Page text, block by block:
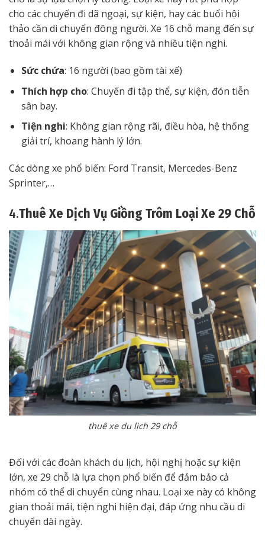
cho các chuyến đi dã ngoại, sự kiện, hay các buổi hội
thảo cần di chuyển đông người. Xe 16 chỗ mang đến sự
thoải mái với không gian rộng và nhiều tiện nghi.
Sức chứa: 16 người (bao gồm tài xế)
Thích hợp cho: Chuyến đi tập thể, sự kiện, đón tiễn
sân bay.
Tiện nghi: Không gian rộng rãi, điều hòa, hệ thống
giải trí, khoang hành lý lớn.
Các dòng xe phổ biến: Ford Transit, Mercedes-Benz
Sprinter,…
4.Thuê Xe Dịch Vụ Giồng Trôm Loại Xe 29 Chỗ
thuê xe du lịch 29 chỗ
Đối với các đoàn khách du lịch, hội nghị hoặc sự kiện
lớn, xe 29 chỗ là lựa chọn phổ biến để đảm bảo cả
nhóm có thể di chuyển cùng nhau. Loại xe này có không
gian thoải mái, tiện nghi hiện đại, đáp ứng nhu cầu di
chuyển dài ngày.